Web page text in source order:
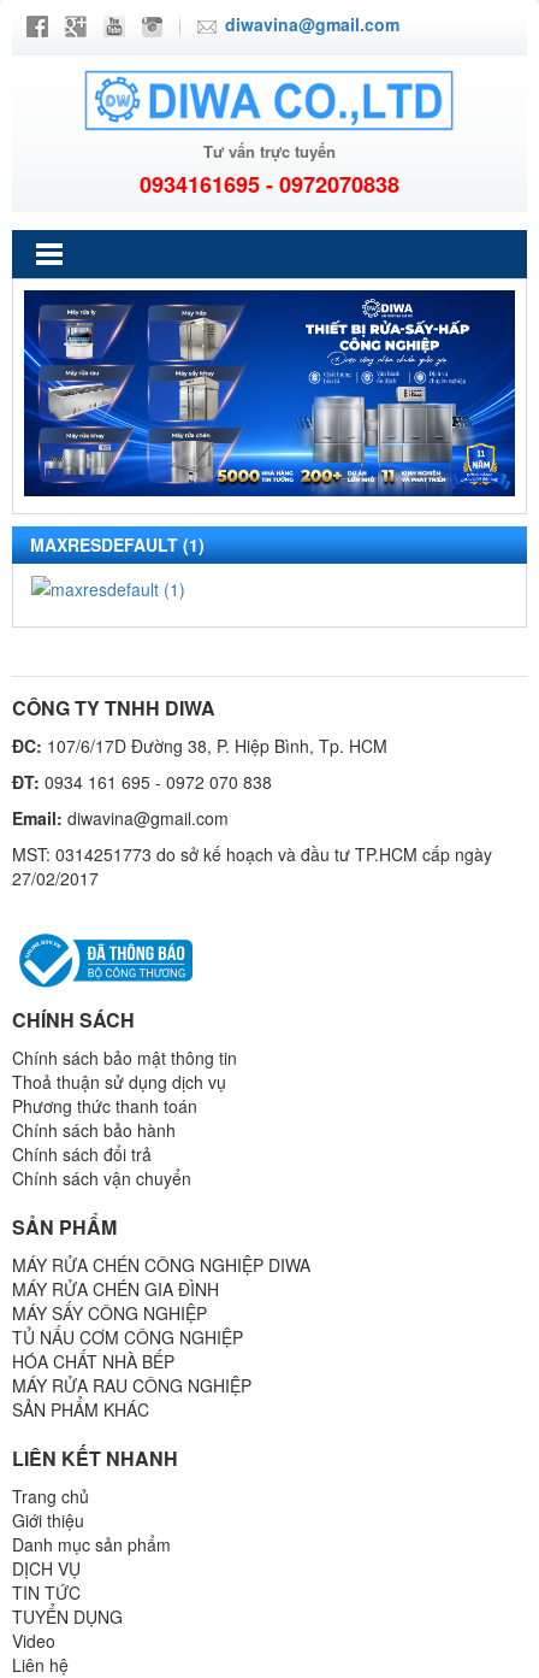
diwavina@gmail.com
Tư vấn trực tuyến
0934161695 - 0972070838
MAXRESDEFAULT (1)
CÔNG TY TNHH DIWA
ĐC: 107/6/17D Đường 38, P. Hiệp Bình, Tp. HCM
ĐT: 0934 161 695 - 0972 070 838
Email: diwavina@gmail.com
MST: 0314251773 do sở kế hoạch và đầu tư TP.HCM cấp ngày
27/02/2017
CHÍNH SÁCH
Chính sách bảo mật thông tin
Thoả thuận sử dụng dịch vụ
Phương thức thanh toán
Chính sách bảo hành
Chính sách đổi trả
Chính sách vận chuyển
SẢN PHẨM
MÁY RỬA CHÉN CÔNG NGHIỆP DIWA
MÁY RỬA CHÉN GIA ĐÌNH
MÁY SẤY CÔNG NGHIỆP
TỦ NẤU CƠM CÔNG NGHIỆP
HÓA CHẤT NHÀ BẾP
MÁY RỬA RAU CÔNG NGHIỆP
SẢN PHẨM KHÁC
LIÊN KẾT NHANH
Trang chủ
Giới thiệu
Danh mục sản phẩm
DỊCH VỤ
TIN TỨC
TUYỂN DỤNG
Video
Liên hệ